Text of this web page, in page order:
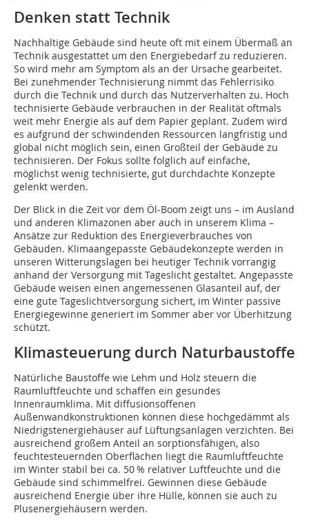
Denken statt Technik
Nachhaltige Gebäude sind heute oft mit einem Übermaß an
Technik ausgestattet um den Energiebedarf zu reduzieren.
So wird mehr am Symptom als an der Ursache gearbeitet.
Bei zunehmender Technisierung nimmt das Fehlerrisiko
durch die Technik und durch das Nutzerverhalten zu. Hoch
technisierte Gebäude verbrauchen in der Realität oftmals
weit mehr Energie als auf dem Papier geplant. Zudem wird
es aufgrund der schwindenden Ressourcen langfristig und
global nicht möglich sein, einen Großteil der Gebäude zu
technisieren. Der Fokus sollte folglich auf einfache,
möglichst wenig technisierte, gut durchdachte Konzepte
gelenkt werden.
Der Blick in die Zeit vor dem Öl-Boom zeigt uns – im Ausland
und anderen Klimazonen aber auch in unserem Klima –
Ansätze zur Reduktion des Energieverbrauches von
Gebäuden. Klimaangepasste Gebäudekonzepte werden in
unseren Witterungslagen bei heutiger Technik vorrangig
anhand der Versorgung mit Tageslicht gestaltet. Angepasste
Gebäude weisen einen angemessenen Glasanteil auf, der
eine gute Tageslichtversorgung sichert, im Winter passive
Energiegewinne generiert im Sommer aber vor Überhitzung
schützt.
Klimasteuerung durch Naturbaustoffe
Natürliche Baustoffe wie Lehm und Holz steuern die
Raumluftfeuchte und schaffen ein gesundes
Innenraumklima. Mit diffusionsoffenen
Außenwandkonstruktionen können diese hochgedämmt als
Niedrigstenergiehäuser auf Lüftungsanlagen verzichten. Bei
ausreichend großem Anteil an sorptionsfähigen, also
feuchtesteuernden Oberflächen liegt die Raumluftfeuchte
im Winter stabil bei ca. 50 % relativer Luftfeuchte und die
Gebäude sind schimmelfrei. Gewinnen diese Gebäude
ausreichend Energie über ihre Hülle, können sie auch zu
Plusenergiehäusern werden.